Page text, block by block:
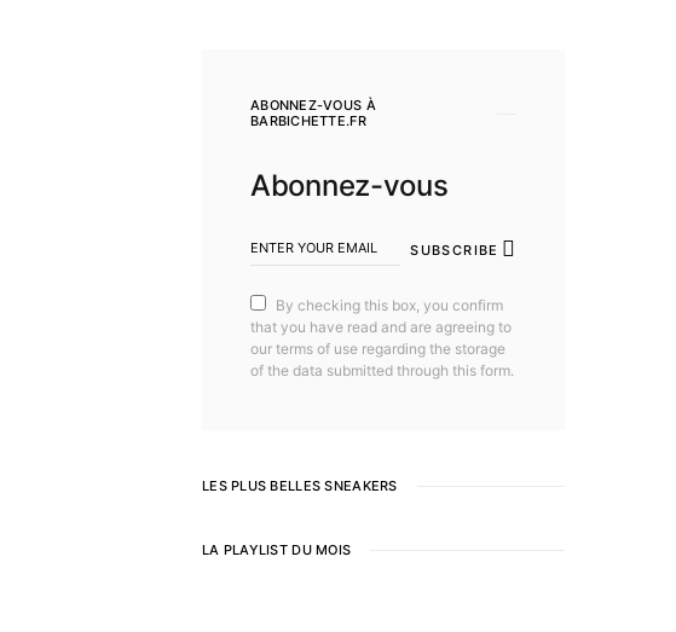
ABONNEZ-VOUS À
BARBICHETTE.FR
Abonnez-vous
SUBSCRIBE
By checking this box, you confirm
that you have read and are agreeing to
our terms of use regarding the storage
of the data submitted through this form.
LES PLUS BELLES SNEAKERS
LA PLAYLIST DU MOIS